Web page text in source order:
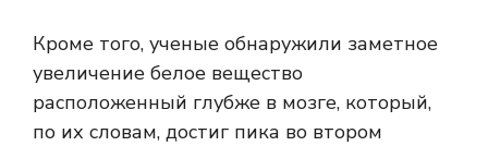
Кроме того, ученые обнаружили заметное
увеличение белое вещество
расположенный глубже в мозге, который,
по их словам, достиг пика во втором